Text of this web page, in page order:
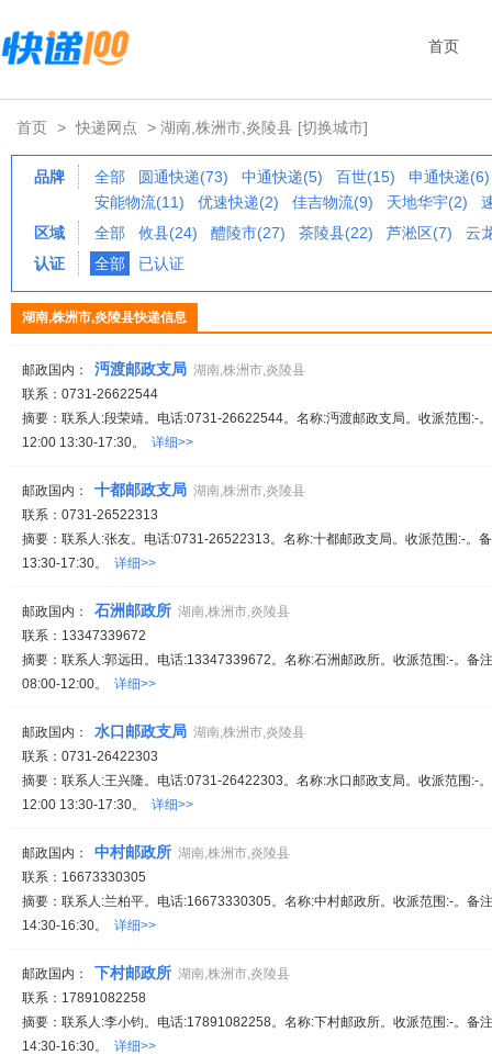
首页
首页 > 快递网点 > 湖南,株洲市,炎陵县 [切换城市]
品牌 全部 圆通快递(73) 中通快递(5) 百世(15)
申通快递(6)
安能物流(11)
优速快递(2) 佳吉物流(9) 天地华宇(2)
区域
全部 攸县(24) 醴陵市(27) 茶陵县(22) 芦淞区(7)
云
认证
全部 已认证
湖南,株洲市,炎陵县快递信息
邮政国内： 沔渡邮政支局 湖南,株洲市,炎陵县
联系：0731-26622544
摘要：联系人:段荣靖。电话:0731-26622544。名称:沔渡邮政支局。收派范围:-
12:00 13:30-17:30。 详细>>
邮政国内： 十都邮政支局 湖南,株洲市,炎陵县
联系：0731-26522313
摘要：联系人:张友。电话:0731-26522313。名称:十都邮政支局。收派范围:-。
13:30-17:30。 详细>>
邮政国内： 石洲邮政所 湖南,株洲市,炎陵县
联系：13347339672
摘要：联系人:郭远田。电话:13347339672。名称:石洲邮政所。收派范围:-。备
08:00-12:00。 详细>>
邮政国内： 水口邮政支局 湖南,株洲市,炎陵县
联系：0731-26422303
摘要：联系人:王兴隆。电话:0731-26422303。名称:水口邮政支局。收派范围:-
12:00 13:30-17:30。 详细>>
邮政国内： 中村邮政所 湖南,株洲市,炎陵县
联系：16673330305
摘要：联系人:兰柏平。电话:16673330305。名称:中村邮政所。收派范围:-。备
14:30-16:30。 详细>>
邮政国内： 下村邮政所 湖南,株洲市,炎陵县
联系：17891082258
摘要：联系人:李小钧。电话:17891082258。名称:下村邮政所。收派范围:-。备
14:30-16:30。 详细>>